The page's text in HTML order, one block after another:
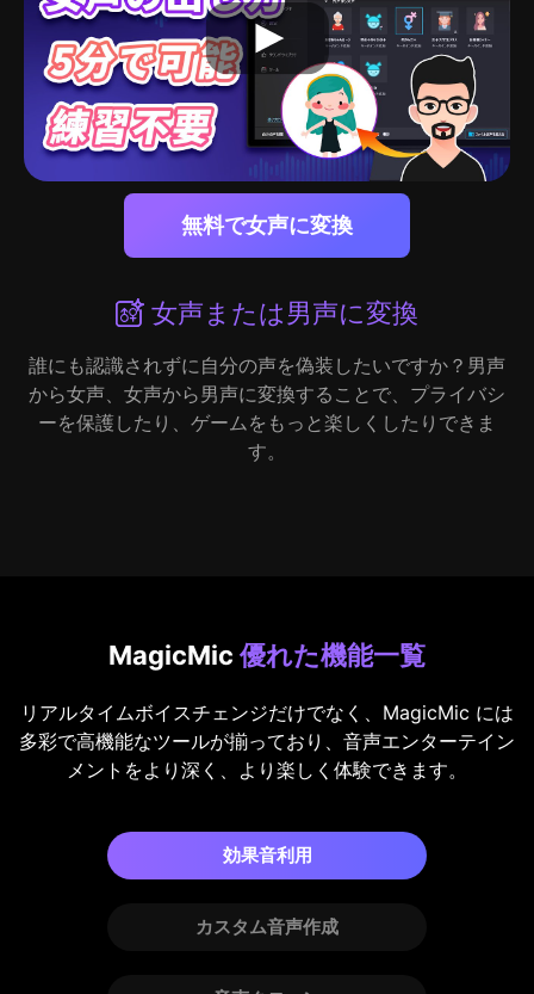
無料で女声に変換
女声または男声に変換
誰にも認識されずに自分の声を偽装したいですか？男声
から女声、女声から男声に変換することで、プライバシ
ーを保護したり、ゲームをもっと楽しくしたりできま
す。
MagicMic 優れた機能一覧
リアルタイムボイスチェンジだけでなく、MagicMic には
多彩で高機能なツールが揃っており、音声エンターテイン
メントをより深く、より楽しく体験できます。
効果音利用
カスタム音声作成